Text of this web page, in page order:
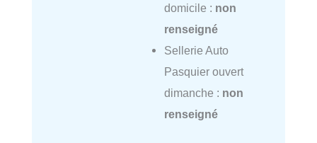
domicile : non
renseigné
Sellerie Auto
Pasquier ouvert
dimanche : non
renseigné